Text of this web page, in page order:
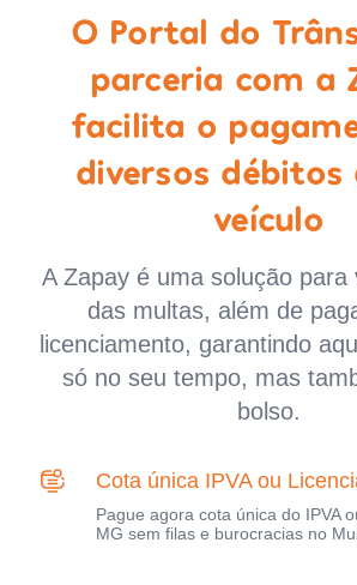
O Portal do
parceria com a
facilita o
diversos débitos
veículo
A Zapay é uma solução para
das multas, além de
licenciamento, garantindo
só no seu tempo, mas
bolso.
Cota única IPVA ou
Pague agora cota única do IPVA
MG sem filas e burocracias no